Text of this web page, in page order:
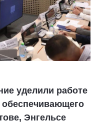
уделили работе
Энгельсе